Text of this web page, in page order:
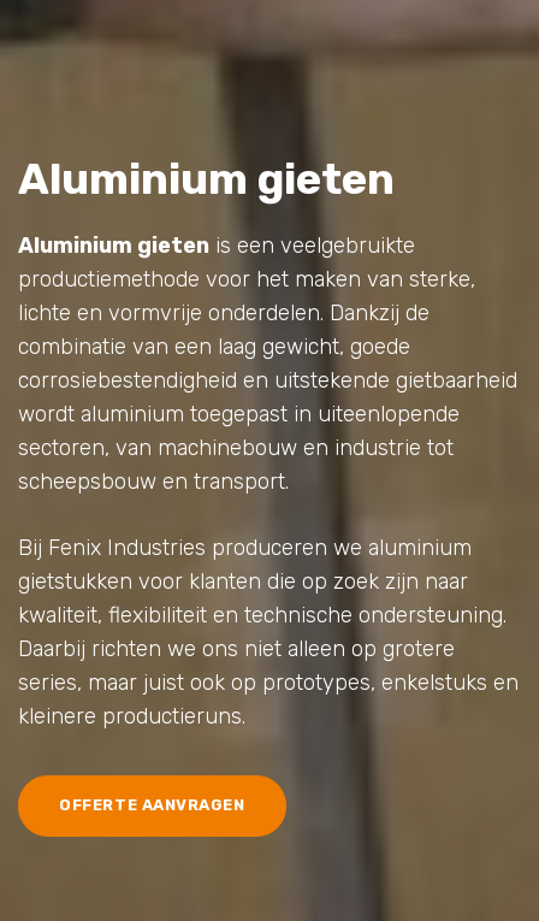
Aluminium gieten
Aluminium gieten is een veelgebruikte
productiemethode voor het maken van sterke,
lichte en vormvrije onderdelen. Dankzij de
combinatie van een laag gewicht, goede
corrosiebestendigheid en uitstekende gietbaarheid
wordt aluminium toegepast in uiteenlopende
sectoren, van machinebouw en industrie tot
scheepsbouw en transport.
Bij Fenix Industries produceren we aluminium
gietstukken voor klanten die op zoek zijn naar
kwaliteit, flexibiliteit en technische ondersteuning.
Daarbij richten we ons niet alleen op grotere
series, maar juist ook op prototypes, enkelstuks en
kleinere productieruns.
OFFERTE AANVRAGEN